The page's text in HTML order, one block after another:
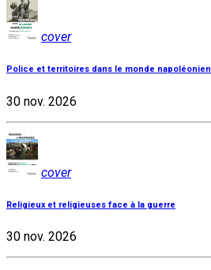
cover
Police et territoires dans le monde napoléonien
30 nov. 2026
cover
Religieux et religieuses face à la guerre
30 nov. 2026